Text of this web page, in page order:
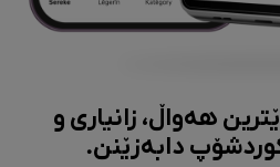
هەواڵ، زانیاری و
دابەزێنن.